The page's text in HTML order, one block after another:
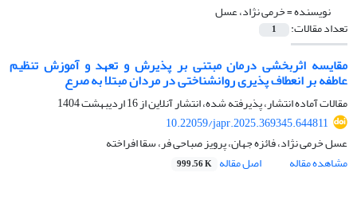
نویسنده =خرمی نژاد، عسل
تعداد مقالات: 1
مقایسه اثربخشی درمان مبتنی بر پذیرش و تعهد و آموزش تنظیم
عاطفه بر انعطاف پذیری روان‏شناختی در مردان مبتلا به صرع
مقالات آماده انتشار، پذیرفته شده، انتشار آنلاین از16 اردیبهشت 1404
10.22059/japr.2025.369345.644811
عسل خرمی نژاد، فائزه جهان، پرویز صباحی فر، سقا افراخته
مشاهده مقاله
اصل مقاله 999.56 K